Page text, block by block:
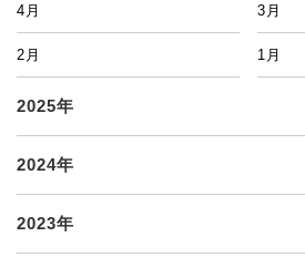
4月 3月
2月 1月
2025年
2024年
2023年